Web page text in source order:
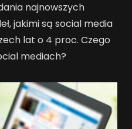
najnowszych
jakimi są social media
lat o 4 proc. Czego
mediach?